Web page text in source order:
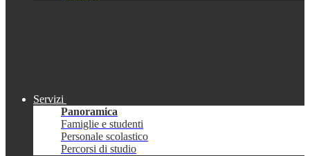
Servizi
Panoramica
Famiglie e studenti
Personale scolastico
Percorsi di studio